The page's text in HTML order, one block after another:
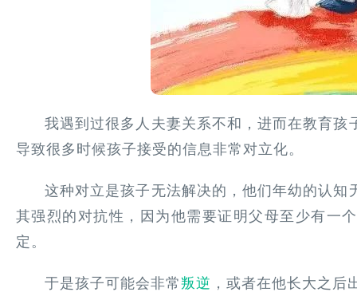
我遇到过很多人夫妻关系不和，进而在教育
导致很多时候孩子接受的信息非常对立化。
这种对立是孩子无法解决的，他们年幼的认
其强烈的对抗性，因为他需要证明父母至少有一
定。
于是孩子可能会非常叛逆 ，或者在他长大之后